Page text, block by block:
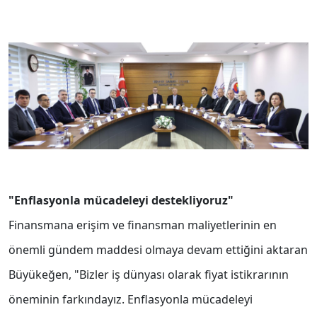
"Enflasyonla mücadeleyi destekliyoruz"
Finansmana erişim ve finansman maliyetlerinin en
önemli gündem maddesi olmaya devam ettiğini aktaran
Büyükeğen, "Bizler iş dünyası olarak fiyat istikrarının
öneminin farkındayız. Enflasyonla mücadeleyi